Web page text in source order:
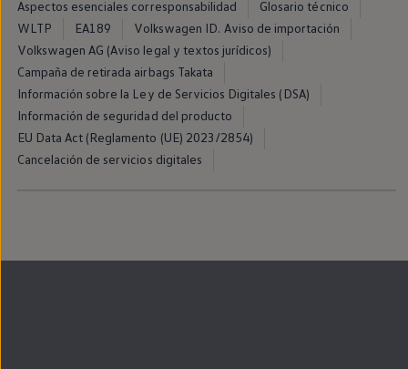
Llantas y neumáticos
Recambios Volkswagen
Accesorios y merchandising
Seguridad
Transporte
Entretenimiento
Personalización
Carga
Merchandising
Todo sobre tu Volkswagen
Todo sobre tu Volkswagen
Aspectos esenciales corresponsabilidad
Glosario técnico
WLTP
EA189
Volkswagen ID. Aviso de importación
Volkswagen AG (Aviso legal y textos jurídicos)
Campaña de retirada airbags Takata
Información sobre la Ley de Servicios Digitales (DSA)
Información de seguridad del producto
EU Data Act (Reglamento (UE) 2023/2854)
Cancelación de servicios digitales